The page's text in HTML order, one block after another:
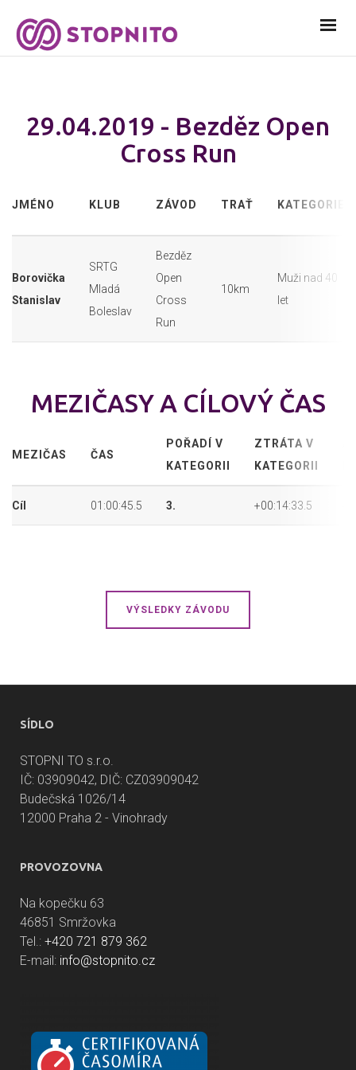
29.04.2019 - Bezděz Open
Cross Run
JMÉNO KLUB ZÁVOD TRAŤ KATEGORIE
Borovička
Stanislav
SRTG
Mladá
Boleslav
Bezděz
Open
Cross
Run
10km
Muži nad 40
let
MEZIČASY A CÍLOVÝ ČAS
MEZIČAS ČAS
POŘADÍ V
KATEGORII
ZTRÁTA V
KATEGORII
Cíl 01:00:45.5 3. +00:14:33.5
VÝSLEDKY ZÁVODU
SÍDLO
STOPNI TO s.r.o.
IČ: 03909042, DIČ: CZ03909042
Budečská 1026/14
12000 Praha 2 - Vinohrady
PROVOZOVNA
Na kopečku 63
46851 Smržovka
Tel.: +420 721 879 362
E-mail: info@stopnito.cz